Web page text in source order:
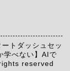
トダッシュセッ
学べない】AIで
reserved